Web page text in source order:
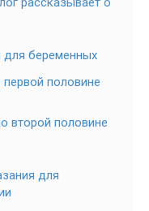
беременных
половине
второй половине
для